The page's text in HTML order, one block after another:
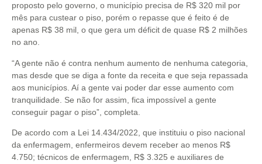
proposto pelo governo, o município precisa de R$ 320 mil por
mês para custear o piso, porém o repasse que é feito é de
apenas R$ 38 mil, o que gera um déficit de quase R$ 2 milhões
no ano.
“A gente não é contra nenhum aumento de nenhuma categoria,
mas desde que se diga a fonte da receita e que seja repassada
aos municípios. Aí a gente vai poder dar esse aumento com
tranquilidade. Se não for assim, fica impossível a gente
conseguir pagar o piso”, completa.
De acordo com a Lei 14.434/2022, que instituiu o piso nacional
da enfermagem, enfermeiros devem receber ao menos R$
4.750; técnicos de enfermagem, R$ 3.325 e auxiliares de